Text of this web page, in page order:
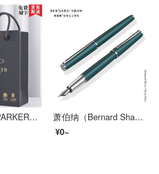
派克万年筆（PARKER）新款IM墨水笔 签字笔男女 学生万年筆练字 商务送礼生日七夕礼物【免费刻字】 【IM钢杆金夹墨水笔】
萧伯纳（Bernard Shaw）星耀松苔绿 万年筆 单支装
¥0~